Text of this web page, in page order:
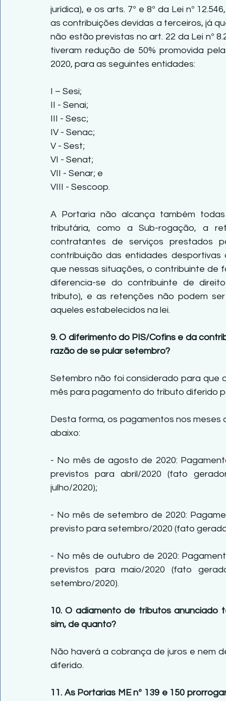
jurídica), e os arts. 7º e 8º da Lei nº
as contribuições devidas a terceiros, já
não estão previstas no art. 22 da Lei nº
tiveram redução de 50% promovida
2020, para as seguintes entidades:
I – Sesi;
II - Senai;
III - Sesc;
IV - Senac;
V - Sest;
VI - Senat;
VII - Senar; e
VIII - Sescoop.
A Portaria não alcança também
tributária, como a Sub-rogação, a
contratantes de serviços
contribuição das entidades
que nessas situações, o contribuinte de
diferencia-se do contribuinte de
tributo), e as retenções não podem
aqueles estabelecidos na lei.
9. O diferimento do PIS/Cofins e da
razão de se pular setembro?
Setembro não foi considerado para que
mês para pagamento do tributo diferido
Desta forma, os pagamentos nos
abaixo:
- No mês de agosto de 2020:
previstos para abril/2020 (fato
julho/2020);
- No mês de setembro de 2020:
previsto para setembro/2020 (fato
- No mês de outubro de 2020:
previstos para maio/2020 (fato
setembro/2020).
10. O adiamento de tributos anunciado
sim, de quanto?
Não haverá a cobrança de juros e nem
diferido.
11. As Portarias ME nº 139 e 150